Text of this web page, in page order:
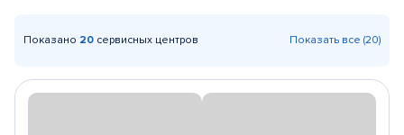
Показано 20 сервисных центров Показать все (20)